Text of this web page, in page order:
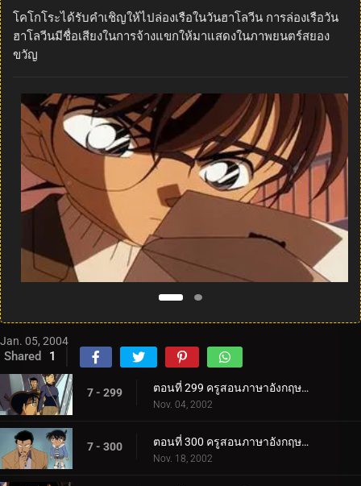
โคโกโระได้รับคำเชิญให้ไปล่องเรือในวันฮาโลวีน การล่องเรือวัน
ฮาโลวีนมีชื่อเสียงในการจ้างแขกให้มาแสดงในภาพยนตร์สยอง
ขวัญ
Jan. 05, 2004
Shared 1
7 - 299 ตอนที่ 299 ครูสอนภาษาอังกฤษปะทะยอดนักสืบตะวันตก (ตอนแรก)
Nov. 04, 2002
7 - 300 ตอนที่ 300 ครูสอนภาษาอังกฤษปะทะยอดนักสืบตะวันตก (ตอนจบ)
Nov. 18, 2002